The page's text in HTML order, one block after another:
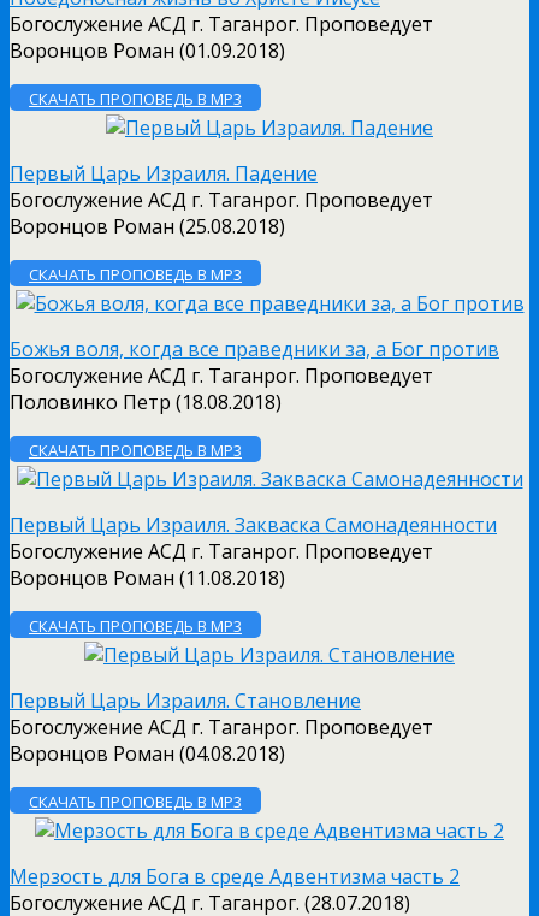
Богослужение АСД г. Таганрог. Проповедует
Воронцов Роман (01.09.2018)
СКАЧАТЬ ПРОПОВЕДЬ В MP3
Первый Царь Израиля. Падение
Богослужение АСД г. Таганрог. Проповедует
Воронцов Роман (25.08.2018)
СКАЧАТЬ ПРОПОВЕДЬ В MP3
Божья воля, когда все праведники за, а Бог против
Богослужение АСД г. Таганрог. Проповедует
Половинко Петр (18.08.2018)
СКАЧАТЬ ПРОПОВЕДЬ В MP3
Первый Царь Израиля. Закваска Самонадеянности
Богослужение АСД г. Таганрог. Проповедует
Воронцов Роман (11.08.2018)
СКАЧАТЬ ПРОПОВЕДЬ В MP3
Первый Царь Израиля. Становление
Богослужение АСД г. Таганрог. Проповедует
Воронцов Роман (04.08.2018)
СКАЧАТЬ ПРОПОВЕДЬ В MP3
Мерзость для Бога в среде Адвентизма часть 2
Богослужение АСД г. Таганрог. (28.07.2018)